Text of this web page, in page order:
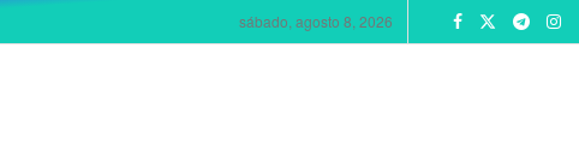
sábado, agosto 8, 2026